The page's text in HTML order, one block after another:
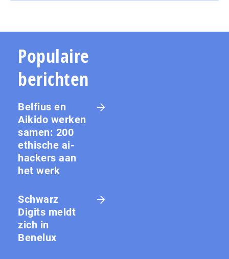
Populaire
berichten
Belfius en
Aikido werken
samen: 200
ethische ai-
hackers aan
het werk
Schwarz
Digits meldt
zich in
Benelux